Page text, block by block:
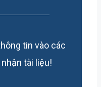
tin vào các
tài liệu!